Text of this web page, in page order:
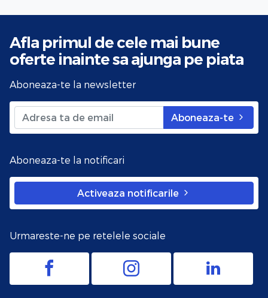
Afla primul de cele mai bune
oferte inainte sa ajunga pe piata
Aboneaza-te la newsletter
Aboneaza-te
Aboneaza-te la notificari
Activeaza notificarile
Urmareste-ne pe retelele sociale